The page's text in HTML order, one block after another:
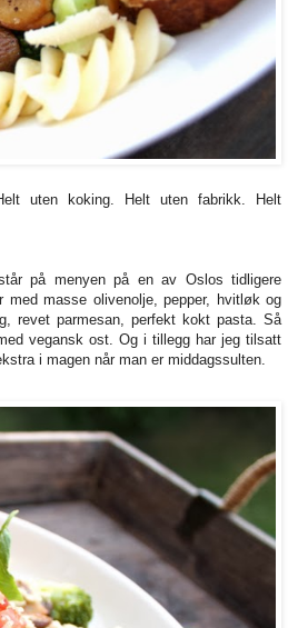
uten koking. Helt uten fabrikk. Helt
på menyen på en av Oslos tidligere
med masse olivenolje, pepper, hvitløk og
revet parmesan, perfekt kokt pasta. Så
vegansk ost. Og i tillegg har jeg tilsatt
i magen når man er middagssulten.